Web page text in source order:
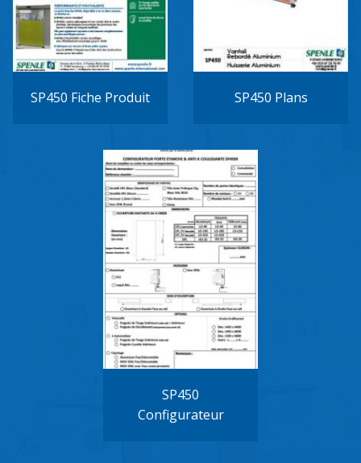
SP450 Fiche Produit SP450 Plans
SP450
Configurateur